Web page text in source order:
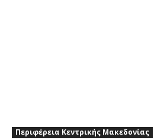
Περιφέρεια Κεντρικής Μακεδονίας